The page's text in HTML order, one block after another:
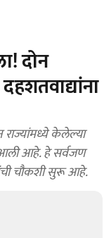
दोन
आहे. हे सर्वजण
चौकशी सुरू आहे.